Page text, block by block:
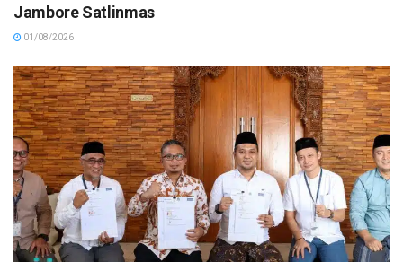
Jambore Satlinmas
01/08/2026